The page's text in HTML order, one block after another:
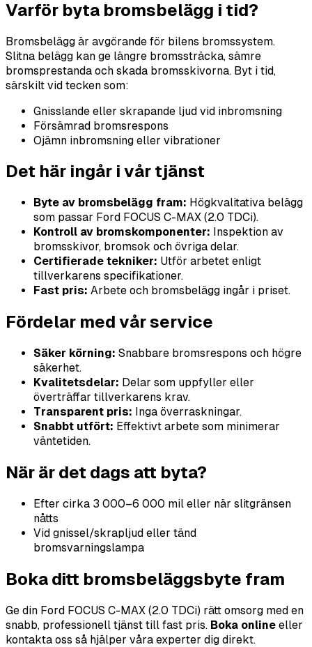
Varför byta bromsbelägg i tid?
Bromsbelägg är avgörande för bilens bromssystem.
Slitna belägg kan ge längre bromssträcka, sämre
bromsprestanda och skada bromsskivorna. Byt i tid,
särskilt vid tecken som:
Gnisslande eller skrapande ljud vid inbromsning
Försämrad bromsrespons
Ojämn inbromsning eller vibrationer
Det här ingår i vår tjänst
Byte av bromsbelägg fram: Högkvalitativa belägg
som passar Ford FOCUS C-MAX (2.0 TDCi).
Kontroll av bromskomponenter: Inspektion av
bromsskivor, bromsok och övriga delar.
Certifierade tekniker: Utför arbetet enligt
tillverkarens specifikationer.
Fast pris: Arbete och bromsbelägg ingår i priset.
Fördelar med vår service
Säker körning: Snabbare bromsrespons och högre
säkerhet.
Kvalitetsdelar: Delar som uppfyller eller
överträffar tillverkarens krav.
Transparent pris: Inga överraskningar.
Snabbt utfört: Effektivt arbete som minimerar
väntetiden.
När är det dags att byta?
Efter cirka 3 000–6 000 mil eller när slitgränsen
nåtts
Vid gnissel/skrapljud eller tänd
bromsvarningslampa
Boka ditt bromsbeläggsbyte fram
Ge din Ford FOCUS C-MAX (2.0 TDCi) rätt omsorg med en
snabb, professionell tjänst till fast pris. Boka online eller
kontakta oss så hjälper våra experter dig direkt.